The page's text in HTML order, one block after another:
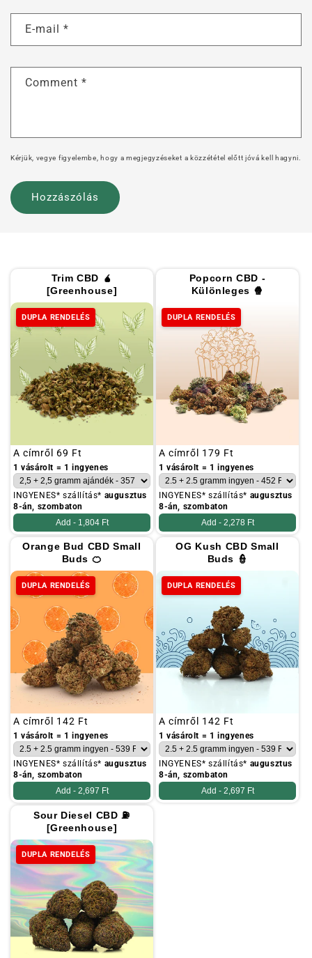
E-mail *
Comment *
Kérjük, vegye figyelembe, hogy a megjegyzéseket a közzététel előtt jóvá kell hagyni.
Trim CBD 🧉
[Greenhouse]
DUPLA RENDELÉS
Szokásos
ár
A címről 69 Ft
1 vásárolt = 1 ingyenes
INGYENES* szállítás* augusztus
8-án, szombaton
Add - 1,804 Ft
Popcorn CBD -
Különleges 🍿
DUPLA RENDELÉS
Szokásos
ár
A címről 179 Ft
1 vásárolt = 1 ingyenes
INGYENES* szállítás* augusztus
8-án, szombaton
Add - 2,278 Ft
Orange Bud CBD Small
Buds 🍊
DUPLA RENDELÉS
Szokásos
ár
A címről 142 Ft
1 vásárolt = 1 ingyenes
INGYENES* szállítás* augusztus
8-án, szombaton
Add - 2,697 Ft
OG Kush CBD Small
Buds 👮
DUPLA RENDELÉS
Szokásos
ár
A címről 142 Ft
1 vásárolt = 1 ingyenes
INGYENES* szállítás* augusztus
8-án, szombaton
Add - 2,697 Ft
Sour Diesel CBD ⛽
[Greenhouse]
DUPLA RENDELÉS